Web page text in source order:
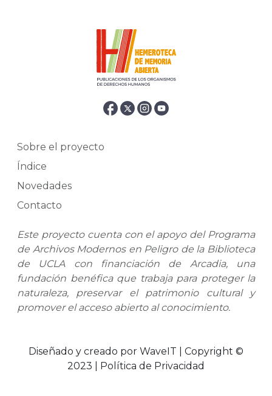
Sobre el proyecto
Índice
Novedades
Contacto
Este proyecto cuenta con el apoyo del Programa
de Archivos Modernos en Peligro de la Biblioteca
de UCLA con financiación de Arcadia, una
fundación benéfica que trabaja para proteger la
naturaleza, preservar el patrimonio cultural y
promover el acceso abierto al conocimiento.
Diseñado y creado por WaveIT | Copyright ©
2023 | Política de Privacidad